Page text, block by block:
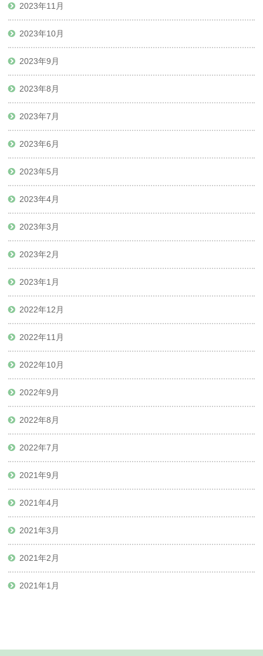
2023年11月
2023年10月
2023年9月
2023年8月
2023年7月
2023年6月
2023年5月
2023年4月
2023年3月
2023年2月
2023年1月
2022年12月
2022年11月
2022年10月
2022年9月
2022年8月
2022年7月
2021年9月
2021年4月
2021年3月
2021年2月
2021年1月